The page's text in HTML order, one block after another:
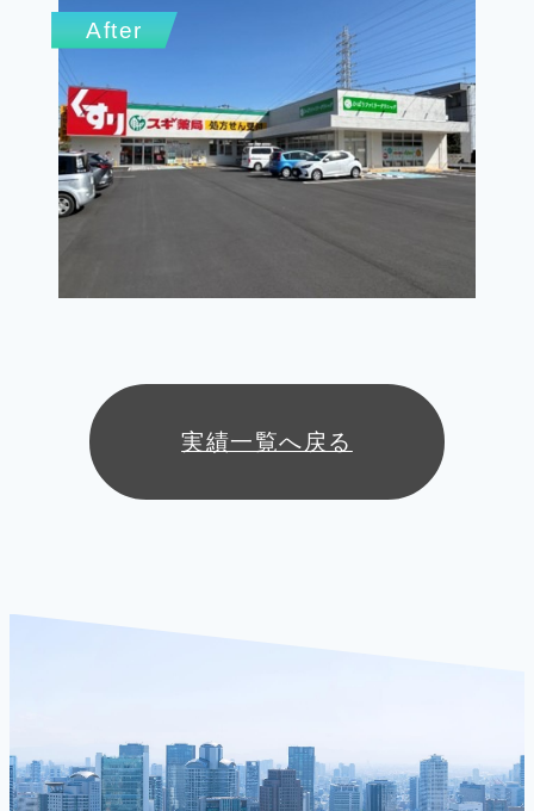
After
実績一覧へ戻る